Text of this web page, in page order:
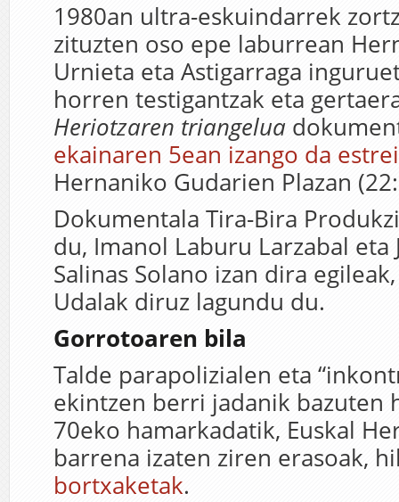
1980an ultra-eskuindarrek
zituzten oso epe laburrean
Urnieta eta Astigarraga
horren testigantzak eta
Heriotzaren triangelua
ekainaren 5ean izango da
Hernaniko Gudarien Plazan
Dokumentala Tira-Bira
du, Imanol Laburu Larzabal eta
Salinas Solano izan dira
Udalak diruz lagundu du.
Gorrotoaren bila
Talde parapolizialen eta
ekintzen berri jadanik bazuten
70eko hamarkadatik, Euskal
barrena izaten ziren erasoak,
bortxaketak.